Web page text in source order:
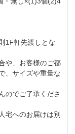
1F軒先渡しとな
や、お客様のご都
、サイズや重量な
のでご了承くださ
宅へのお届けは別